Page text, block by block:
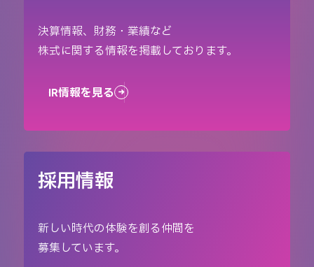
決算情報、財務・業績など
株式に関する情報を掲載しております。
IR情報を見る
採用情報
新しい時代の体験を創る仲間を
募集しています。